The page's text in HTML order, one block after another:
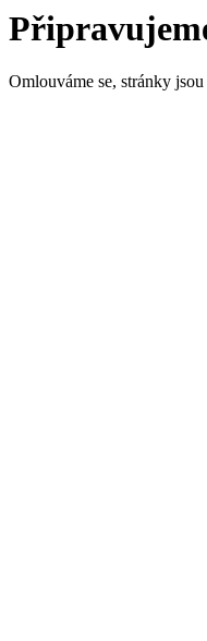
Omlouváme se, stránky jsou